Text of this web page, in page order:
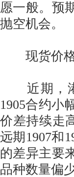
愿一般。预
抛空机会。
现货价格
近期，港
1905合约小
价差持续走
远期1907和
的差异主要
品种数量偏少